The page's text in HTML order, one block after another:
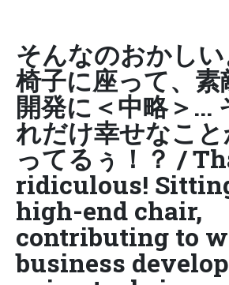
そんなのおかし
椅子に座って、素
開発に＜中略＞...
れだけ幸せなこ
ってるぅ！？ /
ridiculous!
high-end chair,
contributing to
business